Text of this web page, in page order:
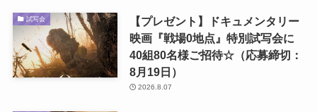
試写会
【プレゼント】ドキュメンタリー
映画『戦場0地点』特別試写会に
40組80名様ご招待☆（応募締切：
8月19日）
2026.8.07